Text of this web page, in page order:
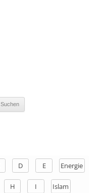
D E Energie
H I Islam